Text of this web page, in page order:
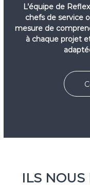
L’équipe de
chefs de service
mesure de
à chaque projet
ILS NOUS